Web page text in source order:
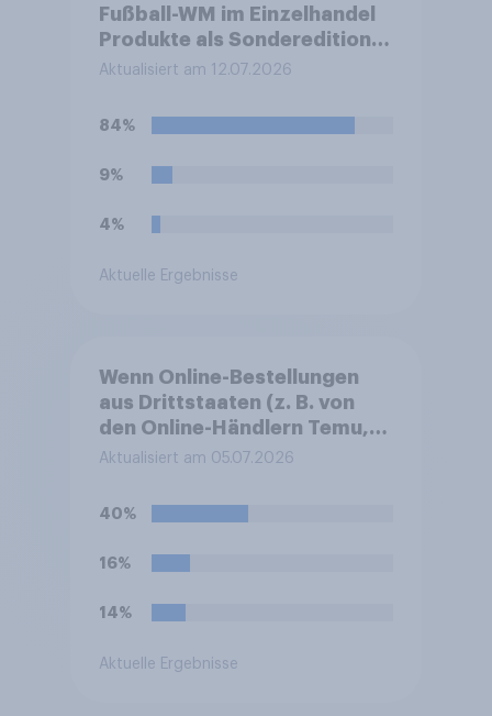
Fußball-WM im Einzelhandel
Produkte als Sonderedition
oder Limited Edition (z. B. mit
spezieller Verpackung oder
WM-Design) gekauft?
Aktualisiert am 12.07.2026
84%
9%
4%
Aktuelle Ergebnisse
Wenn Online-Bestellungen
aus Drittstaaten (z. B. von
den Online-Händlern Temu,
AliExpress oder Shein)
Bearbeitungsgebühren im
Durchschnitt um einige Euro
teurer würden, wie würde
dadurch voraussichtlich
Aktualisiert am 05.07.2026
40%
16%
14%
Aktuelle Ergebnisse